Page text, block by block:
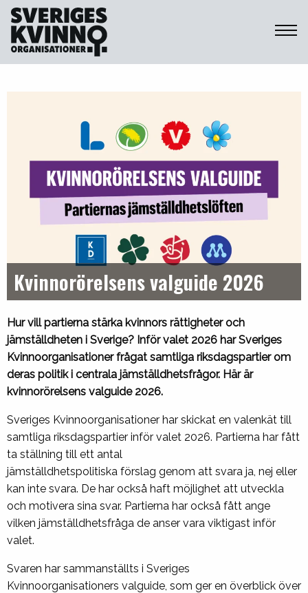
Sveriges Kvinnoorganisationer
Kvinnorörelsens valguide 2026
Hur vill partierna stärka kvinnors rättigheter och
jämställdheten i Sverige? Inför valet 2026 har Sveriges
Kvinnoorganisationer frågat samtliga riksdagspartier om
deras politik i centrala jämställdhetsfrågor. Här är
kvinnorörelsens valguide 2026.
Sveriges Kvinnoorganisationer har skickat en valenkät till
samtliga riksdagspartier inför valet 2026. Partierna har fått
ta ställning till ett antal
jämställdhetspolitiska förslag genom att svara ja, nej eller
kan inte svara. De har också haft möjlighet att utveckla
och motivera sina svar. Partierna har också fått ange
vilken jämställdhetsfråga de anser vara viktigast inför
valet.
Svaren har sammanställts i Sveriges
Kvinnoorganisationers valguide, som ger en överblick över